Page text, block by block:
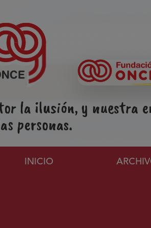
la ilusión, y nuestra
personas.
INICIO